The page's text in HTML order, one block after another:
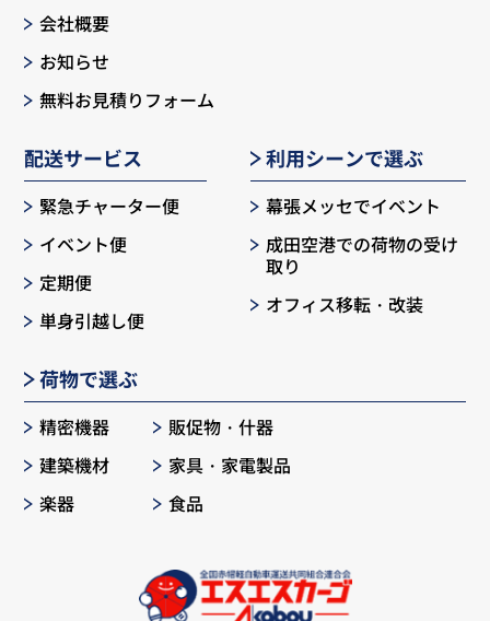
会社概要
お知らせ
無料お見積りフォーム
配送サービス
緊急チャーター便
イベント便
定期便
単身引越し便
利用シーンで選ぶ
幕張メッセでイベント
成田空港での荷物の受け
取り
オフィス移転・改装
荷物で選ぶ
精密機器
建築機材
楽器
販促物・什器
家具・家電製品
食品